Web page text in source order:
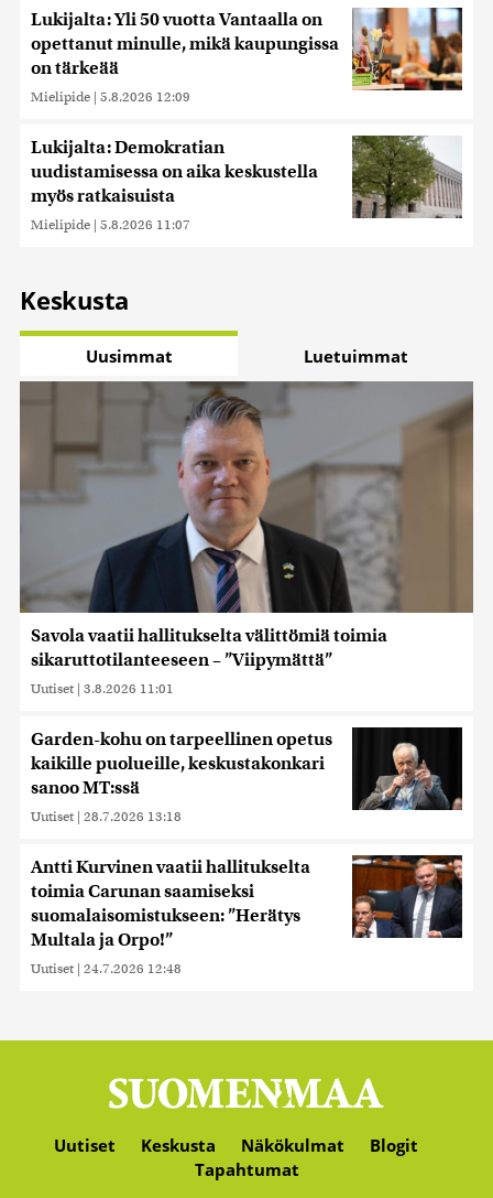
Lukijalta: Yli 50 vuotta Vantaalla on
opettanut minulle, mikä kaupungissa
on tärkeää
Mielipide | 5.8.2026 12:09
Lukijalta: Demokratian
uudistamisessa on aika keskustella
myös ratkaisuista
Mielipide | 5.8.2026 11:07
Keskusta
Uusimmat Luetuimmat
Savola vaatii hallitukselta välittömiä toimia
sikaruttotilanteeseen – ”Viipymättä”
Uutiset | 3.8.2026 11:01
Garden-kohu on tarpeellinen opetus
kaikille puolueille, keskustakonkari
sanoo MT:ssä
Uutiset | 28.7.2026 13:18
Antti Kurvinen vaatii hallitukselta
toimia Carunan saamiseksi
suomalaisomistukseen: ”Herätys
Multala ja Orpo!”
Uutiset | 24.7.2026 12:48
Uutiset Keskusta Näkökulmat
Blogit
Tapahtumat